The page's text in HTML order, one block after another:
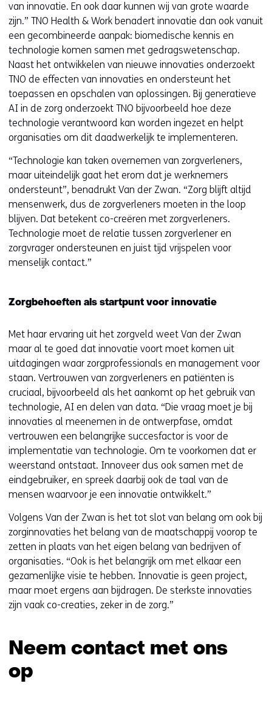
van innovatie. En ook daar kunnen wij van grote waarde
zijn.” TNO Health & Work benadert innovatie dan ook vanuit
een gecombineerde aanpak: biomedische kennis en
technologie komen samen met gedragswetenschap.
Naast het ontwikkelen van nieuwe innovaties onderzoekt
TNO de effecten van innovaties en ondersteunt het
toepassen en opschalen van oplossingen. Bij generatieve
AI in de zorg onderzoekt TNO bijvoorbeeld hoe deze
technologie verantwoord kan worden ingezet en helpt
organisaties om dit daadwerkelijk te implementeren.
“Technologie kan taken overnemen van zorgverleners,
maar uiteindelijk gaat het erom dat je werknemers
ondersteunt”, benadrukt Van der Zwan. “Zorg blijft altijd
mensenwerk, dus de zorgverleners moeten in the loop
blijven. Dat betekent co-creëren met zorgverleners.
Technologie moet de relatie tussen zorgverlener en
zorgvrager ondersteunen en juist tijd vrijspelen voor
menselijk contact.”
Zorgbehoeften als startpunt voor innovatie
Met haar ervaring uit het zorgveld weet Van der Zwan
maar al te goed dat innovatie voort moet komen uit
uitdagingen waar zorgprofessionals en management voor
staan. Vertrouwen van zorgverleners en patiënten is
cruciaal, bijvoorbeeld als het aankomt op het gebruik van
technologie, AI en delen van data. “Die vraag moet je bij
innovaties al meenemen in de ontwerpfase, omdat
vertrouwen een belangrijke succesfactor is voor de
implementatie van technologie. Om te voorkomen dat er
weerstand ontstaat. Innoveer dus ook samen met de
eindgebruiker, en spreek daarbij ook de taal van de
mensen waarvoor je een innovatie ontwikkelt.”
Volgens Van der Zwan is het tot slot van belang om ook bij
zorginnovaties het belang van de maatschappij voorop te
zetten in plaats van het eigen belang van bedrijven of
organisaties. “Ook is het belangrijk om met elkaar een
gezamenlijke visie te hebben. Innovatie is geen project,
maar moet ergens aan bijdragen. De sterkste innovaties
zijn vaak co-creaties, zeker in de zorg.”
Neem contact met ons
op